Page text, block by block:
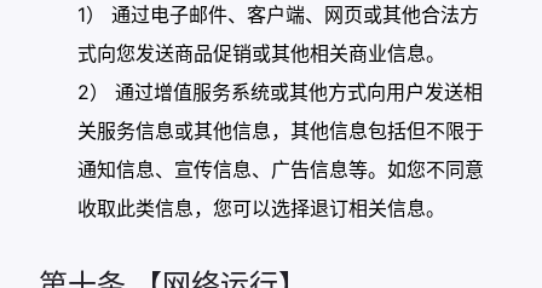
1） 通过电子邮件、客户端、网页或其他合法方
式向您发送商品促销或其他相关商业信息。
2） 通过增值服务系统或其他方式向用户发送相
关服务信息或其他信息，其他信息包括但不限于
通知信息、宣传信息、广告信息等。如您不同意
收取此类信息，您可以选择退订相关信息。